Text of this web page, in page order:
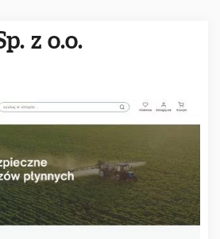
z o.o.